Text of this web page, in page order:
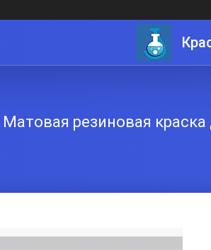
Матовая резиновая краска